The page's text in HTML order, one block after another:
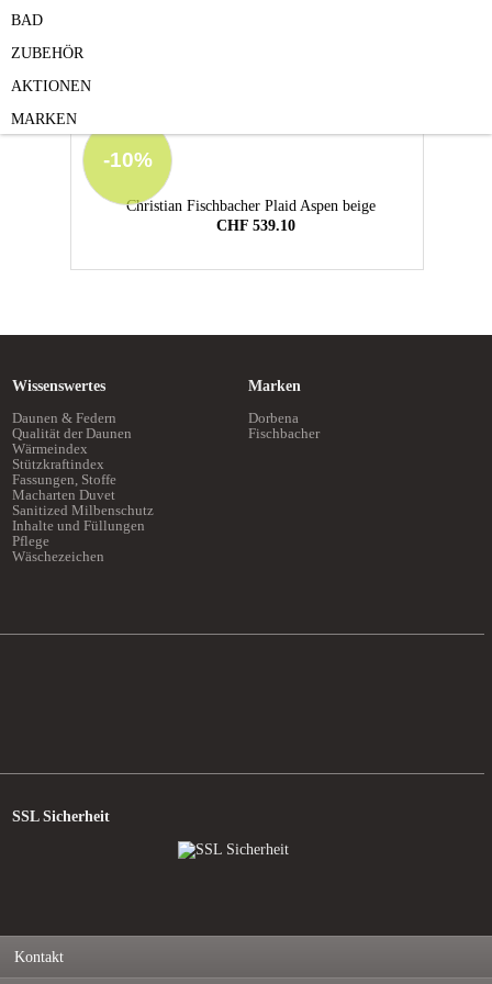
BAD
ZUBEHÖR
AKTIONEN
MARKEN
Verwandte Artikel
-10%
Christian Fischbacher Plaid Aspen beige
CHF 539.10
Wissenswertes
Daunen & Federn
Qualität der Daunen
Wärmeindex
Stützkraftindex
Fassungen, Stoffe
Macharten Duvet
Sanitized Milbenschutz
Inhalte und Füllungen
Pflege
Wäschezeichen
Marken
Dorbena
Fischbacher
SSL Sicherheit
Kontakt